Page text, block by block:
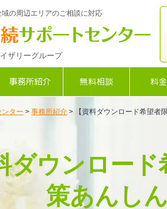
の周辺エリアのご相談に対応
ザリーグループ
事務所紹介 無料相談 料
ター > 事務所紹介 > 【資料ダウンロード希望者
ダウンロー
策あんし